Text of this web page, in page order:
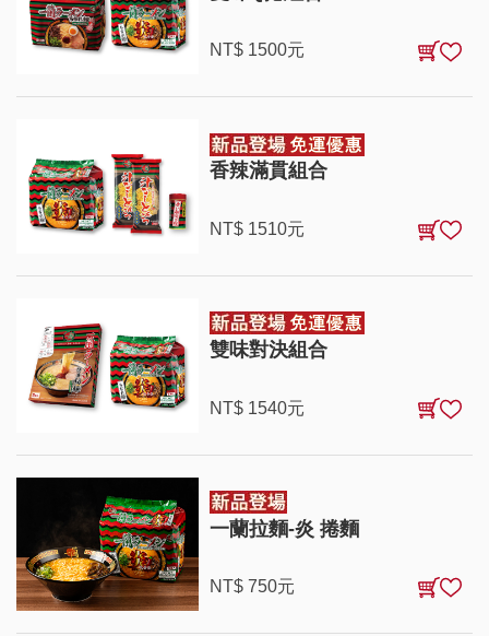
NT$ 1500元
香辣滿貫組合
NT$ 1510元
雙味對決組合
NT$ 1540元
一蘭拉麵-炎 捲麵
NT$750元